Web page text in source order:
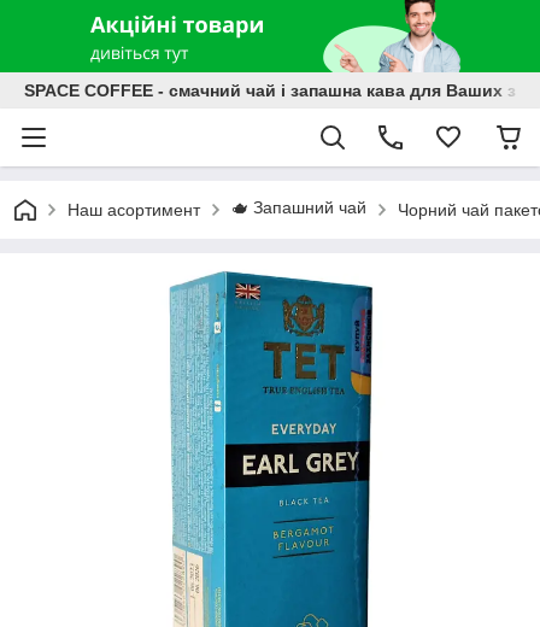
SPACE COFFEE - смачний чай і запашна кава для Ваших
Наш асортимент 🫖 Запашний чай Чорний чай